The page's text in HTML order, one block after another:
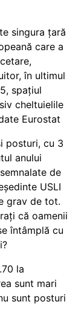
singura țară
care a
în ultimul
spațiul
cheltuielile
Eurostat
posturi, cu 3
anului
de
USLI
grav de tot.
că oamenii
întâmplă cu
la
sunt mari
sunt posturi